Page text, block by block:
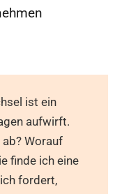
ist ein
aufwirft.
Worauf
finde ich eine
fordert,